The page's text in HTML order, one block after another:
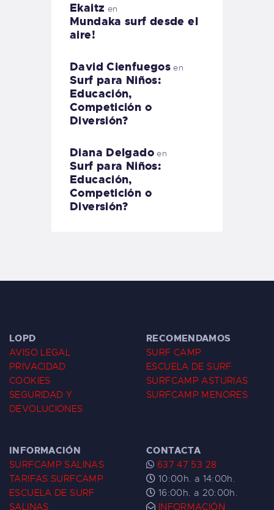
Ekaitz en
Mundaka surf desde el
aire!
David Cienfuegos en
Surf para Niños:
Educación,
Competición o
Diversión?
Diana Delgadoen
Surf para Niños:
Educación,
Competición o
Diversión?
LOPD
AVISO LEGAL
PRIVACIDAD
COOKIES
SEGURIDAD Y
DEVOLUCIONES
RECOMENDAMOS
SURF CAMP
ESCUELA DE SURF
SURFCAMP ASTURIAS
SURFCAMP MENORES
INFORMACIÓN
SURFCAMP SALINAS
TARIFAS SURFCAMP
ESCUELA DE SURF
SALINAS
CONTACTA
637 47 53 28
10:00h. a 14:00h.
16:00h. a 20:00h.
INFORMACIÓN